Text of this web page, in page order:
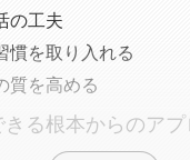
の工夫
慣を取り入れる
質を高める
きる根本からのアプ